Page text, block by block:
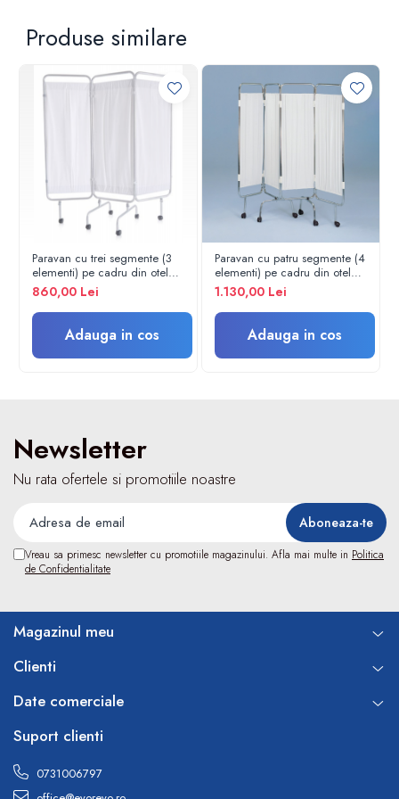
Colposcoape
Osteodensitometre
Stetoscoape
Tensiometre
Aparate apnee
Aparate aerosoli
Cantare
Glucometre
Ingrijire personala
Perne si paturi electrice
Perne ortopedice
Monitorizare somn
Masurare
Taliometre / Pediometre
Masurare corporala
Alcoolmetre
Truse urgente
Genti urgente
Masti
Rucsacuri
Truse pentru resuscitare / reanimare
Produse similare
Paravan cu trei segmente (3
elementi) pe cadru din otel
vopsit - MO412C - MORETTI
860,00 Lei
Adauga in cos
Paravan cu patru segmente (4
elementi) pe cadru din otel
cromat - M600826
1.130,00 Lei
Adauga in cos
Newsletter
Nu rata ofertele si promotiile noastre
Vreau sa primesc newsletter cu promotiile magazinului. Afla mai multe in Politica
de Confidentialitate
Magazinul meu
Clienti
Date comerciale
Suport clienti
0731006797